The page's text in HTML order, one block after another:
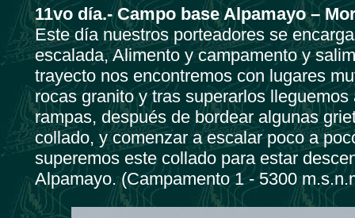
11vo día.- Campo base Alpamayo –
Este día nuestros porteadores se
escalada, Alimento y campamento y
trayecto nos encontremos con lugares
rocas granito y tras superarlos
rampas, después de bordear algunas
collado, y comenzar a escalar poco a
superemos este collado para estar
Alpamayo. (Campamento 1 - 5300